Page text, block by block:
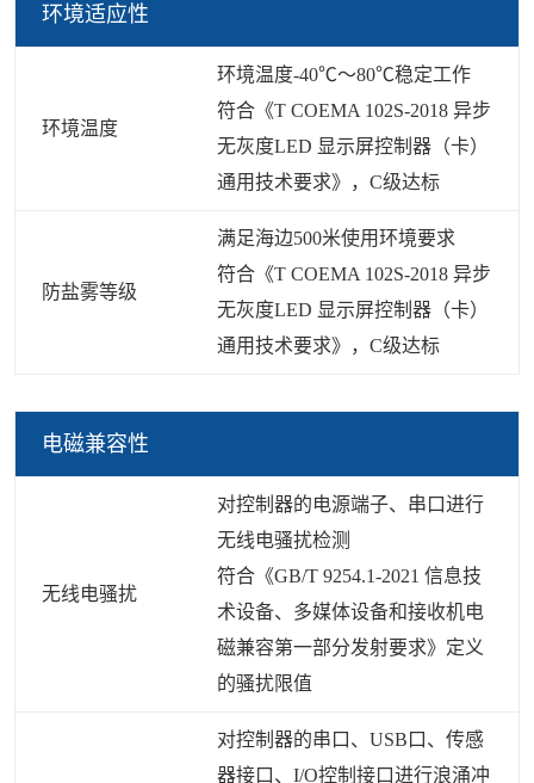
环境适应性
环境温度
环境温度-40℃～80℃稳定工作
符合《T COEMA 102S-2018 异步
无灰度LED 显示屏控制器（卡）
通用技术要求》，C级达标
防盐雾等级
满足海边500米使用环境要求
符合《T COEMA 102S-2018 异步
无灰度LED 显示屏控制器（卡）
通用技术要求》，C级达标
电磁兼容性
无线电骚扰
对控制器的电源端子、串口进行
无线电骚扰检测
符合《GB/T 9254.1-2021 信息技
术设备、多媒体设备和接收机电
磁兼容第一部分发射要求》定义
的骚扰限值
对控制器的串口、USB口、传感
器接口、I/O控制接口进行浪涌冲